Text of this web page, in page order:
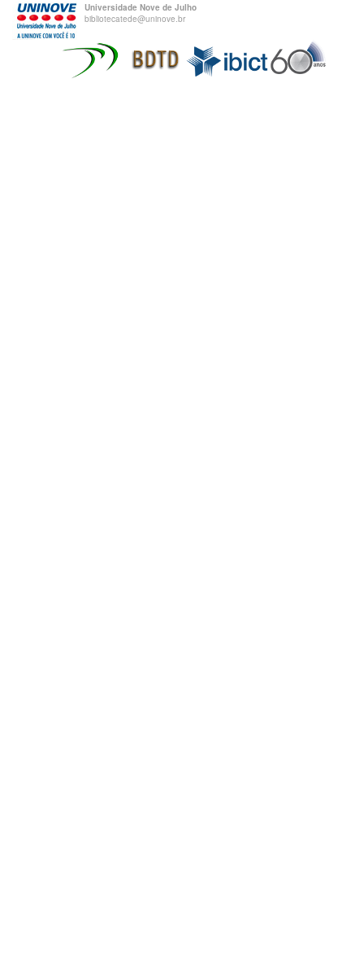
Universidade Nove de Julho
bibliotecatede@uninove.br